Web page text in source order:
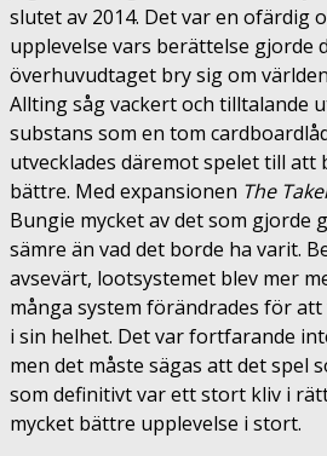
slutet av 2014. Det var en ofärdig
upplevelse vars berättelse gjorde
överhuvudtaget bry sig om
Allting såg vackert och tilltalande
substans som en tom
utvecklades däremot spelet till
bättre. Med expansionen The
Bungie mycket av det som gjorde
sämre än vad det borde ha varit.
avsevärt, lootsystemet blev mer
många system förändrades för
i sin helhet. Det var fortfarande
men det måste sägas att det spel
som definitivt var ett stort kliv i
mycket bättre upplevelse i stort.